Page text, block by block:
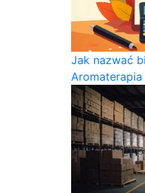
Jak nazwać